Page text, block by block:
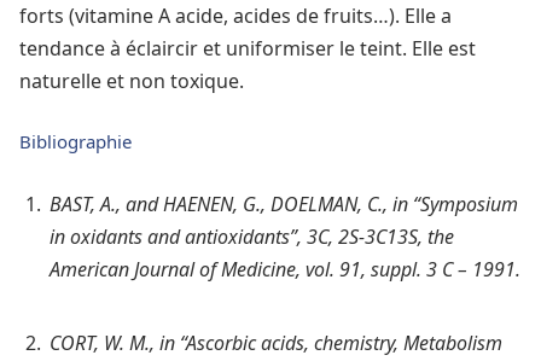
forts (vitamine A acide, acides de fruits…). Elle a
tendance à éclaircir et uniformiser le teint. Elle est
naturelle et non toxique.
Bibliographie
BAST, A., and HAENEN, G., DOELMAN, C., in “Symposium
in oxidants and antioxidants”, 3C, 2S-3C13S, the
American Journal of Medicine, vol. 91, suppl. 3 C – 1991.
CORT, W. M., in “Ascorbic acids, chemistry, Metabolism